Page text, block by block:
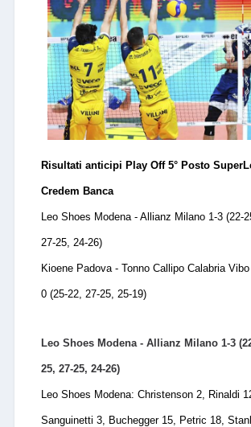
Risultati anticipi Play Off 5° Posto
Credem Banca
Leo Shoes Modena - Allianz Milano 1-3 (22-
27-25, 24-26)
Kioene Padova - Tonno Callipo Calabria
0 (25-22, 27-25, 25-19)
Leo Shoes Modena - Allianz Milano 1-3
25, 27-25, 24-26)
Leo Shoes Modena: Christenson 2, Rinaldi
Sanguinetti 3, Buchegger 15, Petric 18,